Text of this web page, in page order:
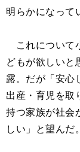
明らかになって
これについて
どもが欲しいと
露。だが「安心
出産・育児を取
持つ家族が社会
しい」と望んだ。